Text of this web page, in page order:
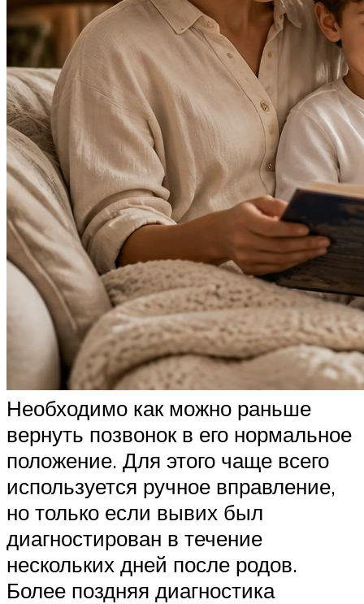
Необходимо как можно раньше
вернуть позвонок в его нормальное
положение. Для этого чаще всего
используется ручное вправление,
но только если вывих был
диагностирован в течение
нескольких дней после родов.
Более поздняя диагностика